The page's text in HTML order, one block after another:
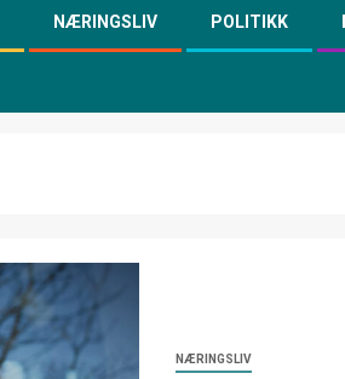
NÆRINGSLIV POLITIKK
NÆRINGSLIV